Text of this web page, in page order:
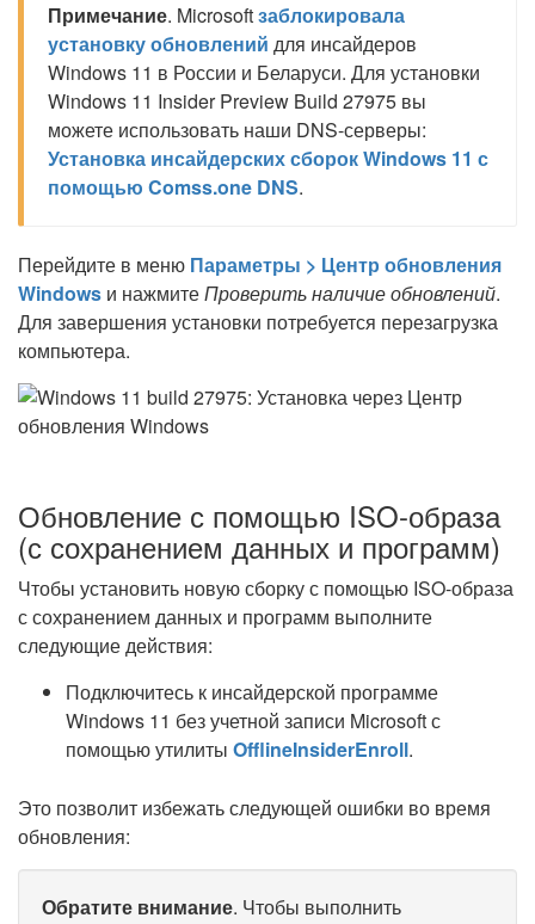
Примечание. Microsoftзаблокировала
установку обновлений для инсайдеров
Windows 11 в России и Беларуси. Для установки
Windows 11 Insider Preview Build 27975 вы
можете использовать наши DNS-серверы:
Установка инсайдерских сборок Windows 11 с
помощью Comss.one DNS.
Перейдите в меню Параметры > Центр обновления
Windows и нажмитеПроверить наличие обновлений.
Для завершения установки потребуется перезагрузка
компьютера.
Обновление с помощью ISO-образа
(с сохранением данных и программ)
Чтобы установить новую сборку с помощью ISO-образа
с сохранением данных и программ выполните
следующие действия:
Подключитесь к инсайдерской программе
Windows 11 без учетной записи Microsoft с
помощью утилиты OfflineInsiderEnroll.
Это позволит избежать следующей ошибки во время
обновления:
Обратите внимание. Чтобы выполнить